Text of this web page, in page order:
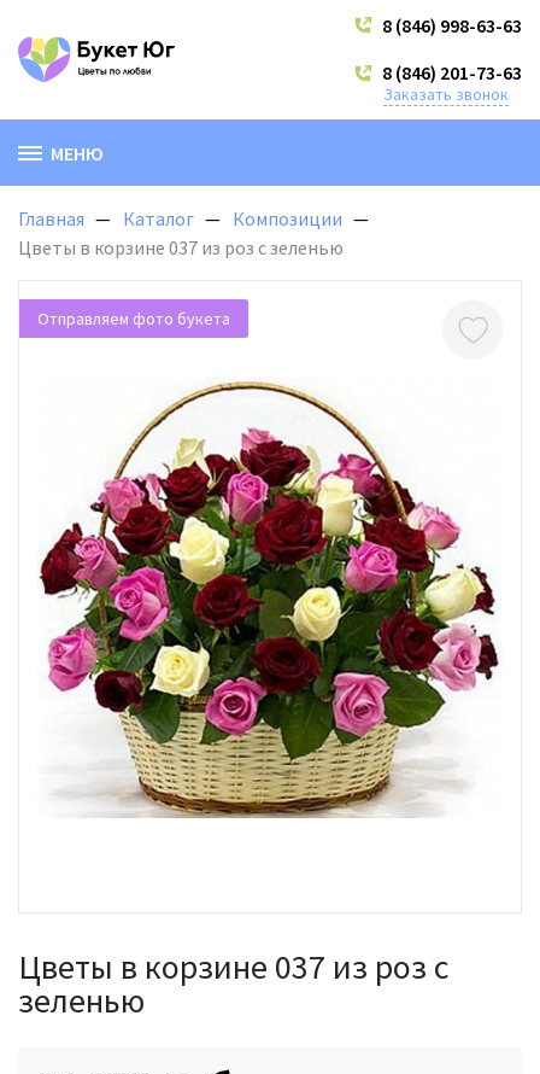
8 (846) 998-63-63
8 (846) 201-73-63
Заказать звонок
МЕНЮ
Главная Каталог
Композиции
Цветы в корзине 037 из роз с зеленью
Отправляем фото букета
Цветы в корзине 037 из роз с
зеленью